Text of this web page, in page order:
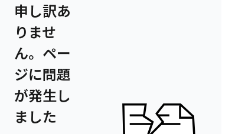
申し訳あ
りませ
ん。ペー
ジに問題
が発生し
ました